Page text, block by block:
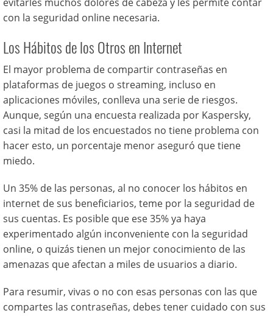
con la seguridad online necesaria.
Los Hábitos de los Otros en Internet
El mayor problema de compartir contraseñas en
plataformas de juegos o streaming, incluso en
aplicaciones móviles, conlleva una serie de riesgos.
Aunque, según una encuesta realizada por Kaspersky,
casi la mitad de los encuestados no tiene problema con
hacer esto, un porcentaje menor aseguró que tiene
miedo.
Un 35% de las personas, al no conocer los hábitos en
internet de sus beneficiarios, teme por la seguridad de
sus cuentas. Es posible que ese 35% ya haya
experimentado algún inconveniente con la seguridad
online, o quizás tienen un mejor conocimiento de las
amenazas que afectan a miles de usuarios a diario.
Para resumir, vivas o no con esas personas con las que
compartes las contraseñas, debes tener cuidado con sus